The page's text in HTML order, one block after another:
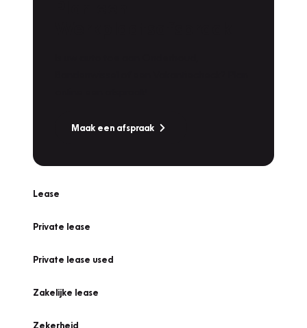
Maak een afspraak
Lease
Private lease
Private lease used
Zakelijke lease
Zekerheid